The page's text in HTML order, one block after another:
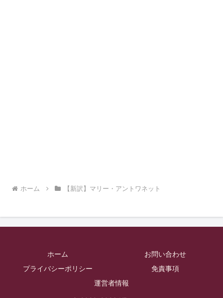
ホーム 【新訳】マリー・アントワネット
ホーム
お問い合わせ
プライバシーポリシー
免責事項
運営者情報